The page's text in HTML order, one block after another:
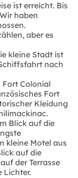
ist erreicht. Bis
haben
aber es
kleine Stadt ist
nach
Colonial
Fort
Kleidung
Blick auf die
kleine Motel aus
auf die
der Terrasse
Lichter.